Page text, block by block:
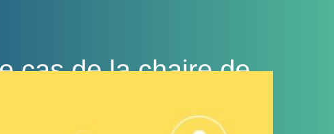
cas de la chaire de